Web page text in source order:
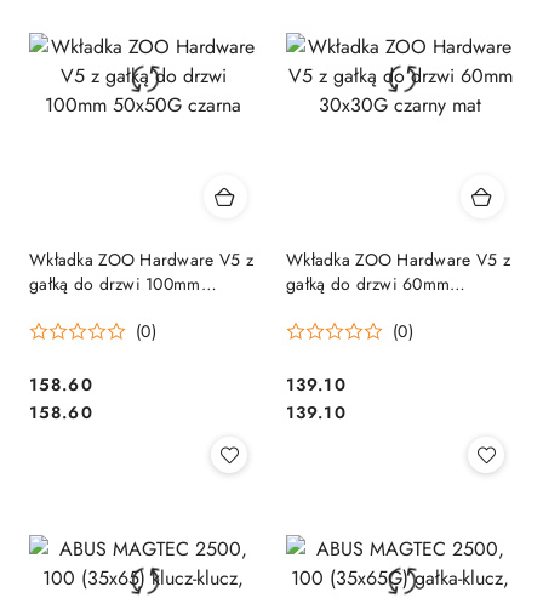
Wkładka ZOO Hardware V5 z
gałką do drzwi 100mm
(0)
Cena:
158.60
Cena:
158.60
Wkładka ZOO Hardware V5 z
gałką do drzwi 60mm
(0)
Cena:
139.10
Cena:
139.10